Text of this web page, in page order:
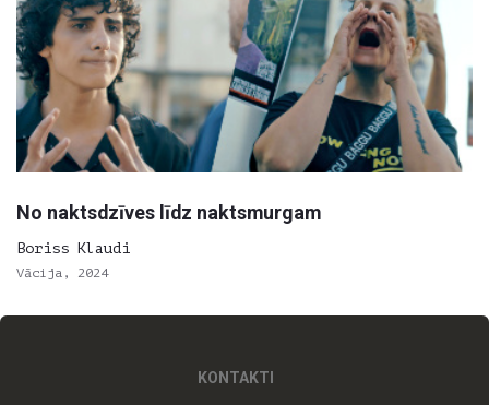
No naktsdzīves līdz naktsmurgam
Boriss Klaudi
Vācija, 2024
KONTAKTI